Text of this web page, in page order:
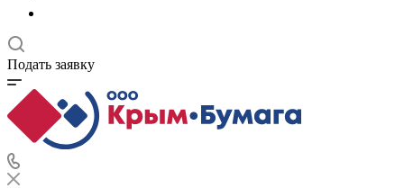
Подать заявку